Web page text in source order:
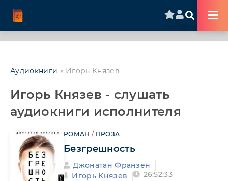
Аудиокниги » Игорь Князев
Игорь Князев - слушать
аудиокниги исполнителя
РОМАН / ПРОЗА
Безгрешность
Джонатан Франзен
Игорь Князев
26:52:33